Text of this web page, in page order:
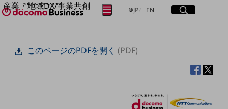
産業・地域DX/事業共創
OPEN HUB for Plural Futures
OPEN HUB for Plural Futuresとは
JP日本語
EN Englishサイト内検索
開く
メニュー
開く
フリーワードを入力して探す
検索する
このページのPDFを開く(PDF)